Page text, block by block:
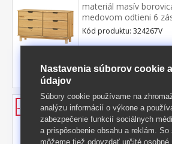
materiál masív
medovom odtieni 6
pojazdmi
Kód produktu: 324267V
Skladom
237 €
-71% 834,50 € **
-59% Botník BONITO 2
materiál masív
prevedenie 1 zásuvka
Nastavenia súborov cookie
údajov
Súbory cookie používame na
analýzu informácií o výkone a
zabezpečenie funkcií sociálnych
a prispôsobenie obsahu a reklám. So
môžeme tiež odovzdať určité osobné